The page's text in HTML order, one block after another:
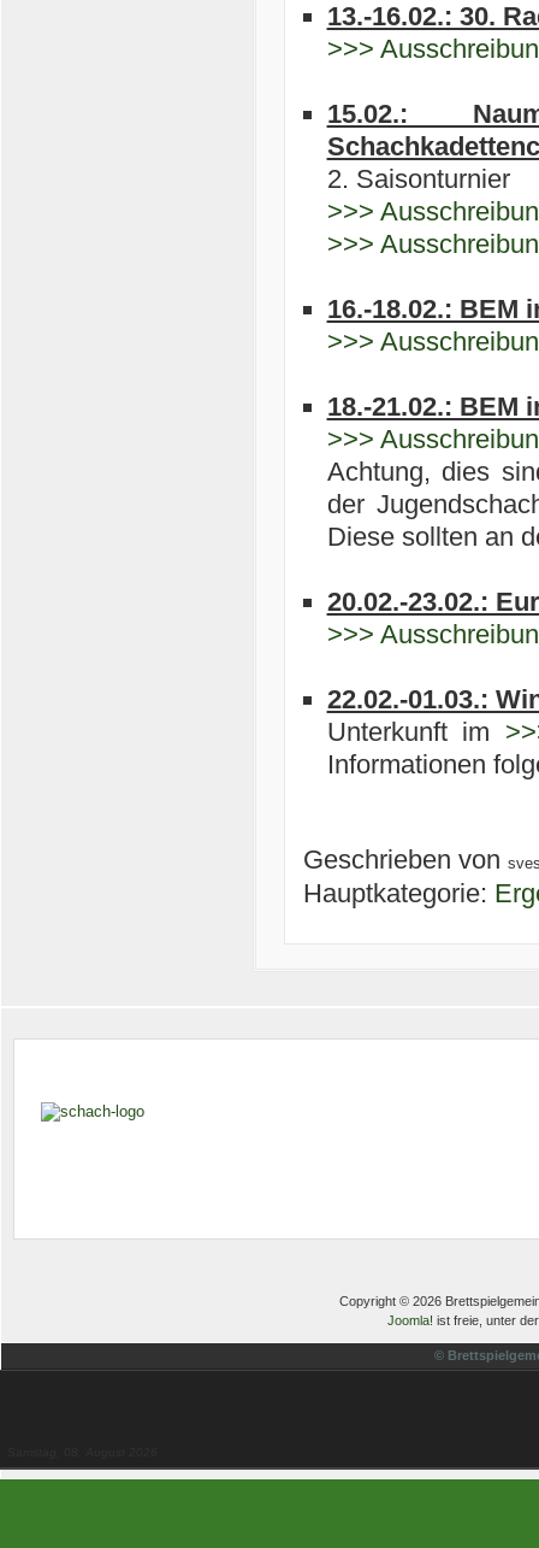
13.-16.02.: 30.
>>>
15.02.:
2. Saisonturnier
>>>
>>>
16.-18.02.: BEM
>>>
18.-21.02.: BEM
>>>
Achtung, dies
der
Diese sollten an
20.02.-23.02.:
>>>
22.02.-01.03.:
Unterkunft im
Informationen
Geschrieben von
Hauptkategorie:
Copyright © 2026
Joomla! ist freie, unter
©